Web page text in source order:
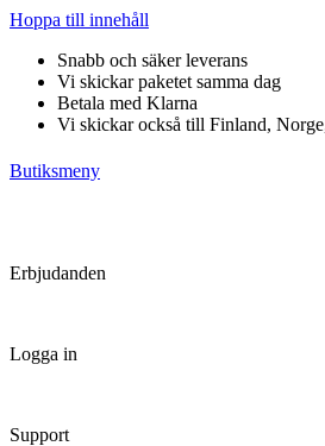
Hoppa till innehåll
Snabb och säker leverans
Vi skickar paketet samma dag
Betala med Klarna
Vi skickar också till Finland,
Butiksmeny
Erbjudanden
Logga in
Support